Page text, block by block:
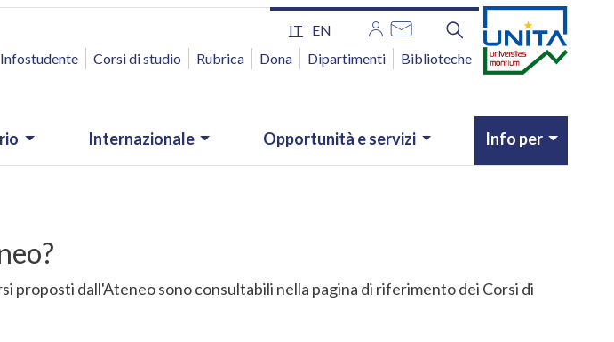
IT EN
ACCESSO RAPIDO
Infostudente Corsi di studio Rubrica Dona Dipartimenti Biblioteche
Internazionale Opportunità e servizi Info per
proposti dall'Ateneo sono consultabili nella pagina di riferimento dei Corsi di